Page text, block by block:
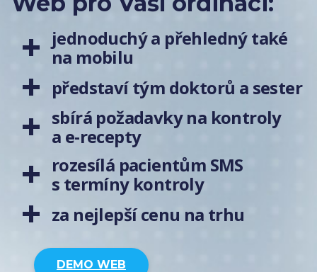
jednoduchý a přehledný také
na mobilu
představí tým doktorů a sester
sbírá požadavky na kontroly
a e-recepty
rozesílá pacientům SMS
s termíny kontroly
za nejlepší cenu na trhu
DEMO WEB